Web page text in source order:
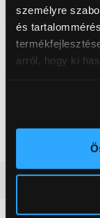
személyre
és
arról, hogy ki
Az Ön
módjairól és
Magasság
Szélesség
Mélység
Szín
WiFi
Részletes